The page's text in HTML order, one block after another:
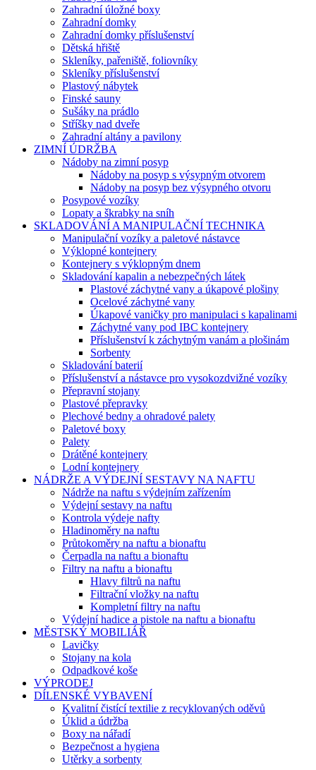
Zahradní úložné boxy
Zahradní domky
Zahradní domky příslušenství
Dětská hřiště
Skleníky, pařeniště, foliovníky
Skleníky příslušenství
Plastový nábytek
Finské sauny
Sušáky na prádlo
Stříšky nad dveře
Zahradní altány a pavilony
ZIMNÍ ÚDRŽBA
Nádoby na zimní posyp
Nádoby na posyp s výsypným otvorem
Nádoby na posyp bez výsypného otvoru
Posypové vozíky
Lopaty a škrabky na sníh
SKLADOVÁNÍ A MANIPULAČNÍ TECHNIKA
Manipulační vozíky a paletové nástavce
Výklopné kontejnery
Kontejnery s výklopným dnem
Skladování kapalin a nebezpečných látek
Plastové záchytné vany a úkapové plošiny
Ocelové záchytné vany
Úkapové vaničky pro manipulaci s kapalinami
Záchytné vany pod IBC kontejnery
Příslušenství k záchytným vanám a plošinám
Sorbenty
Skladování baterií
Příslušenství a nástavce pro vysokozdvižné vozíky
Přepravní stojany
Plastové přepravky
Plechové bedny a ohradové palety
Paletové boxy
Palety
Drátěné kontejnery
Lodní kontejnery
NÁDRŽE A VÝDEJNÍ SESTAVY NA NAFTU
Nádrže na naftu s výdejním zařízením
Výdejní sestavy na naftu
Kontrola výdeje nafty
Hladinoměry na naftu
Průtokoměry na naftu a bionaftu
Čerpadla na naftu a bionaftu
Filtry na naftu a bionaftu
Hlavy filtrů na naftu
Filtrační vložky na naftu
Kompletní filtry na naftu
Výdejní hadice a pistole na naftu a bionaftu
MĚSTSKÝ MOBILIÁŘ
Lavičky
Stojany na kola
Odpadkové koše
VÝPRODEJ
DÍLENSKÉ VYBAVENÍ
Kvalitní čistící textilie z recyklovaných oděvů
Úklid a údržba
Boxy na nářadí
Bezpečnost a hygiena
Utěrky a sorbenty